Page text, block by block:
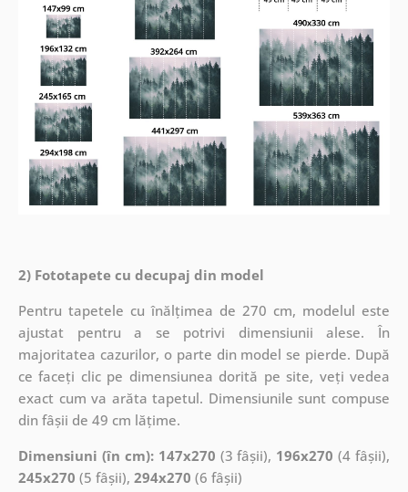
2) Fototapete cu decupaj din model
Pentru tapetele cu înălțimea de 270 cm, modelul este
ajustat pentru a se potrivi dimensiunii alese. În
majoritatea cazurilor, o parte din model se pierde. După
ce faceți clic pe dimensiunea dorită pe site, veți vedea
exact cum va arăta tapetul. Dimensiunile sunt compuse
din fâșii de 49 cm lățime.
Dimensiuni (în cm): 147x270 (3 fâșii), 196x270 (4 fâșii),
245x270 (5 fâșii), 294x270 (6 fâșii)